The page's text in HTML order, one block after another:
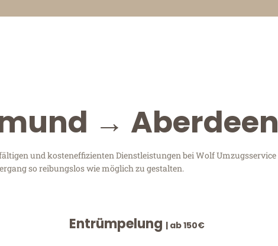
→ Aberdeen
und kosteneffizienten Dienstleistungen bei Wolf Umzugsservice
so reibungslos wie möglich zu gestalten.
Entrümpelung | ab 150€